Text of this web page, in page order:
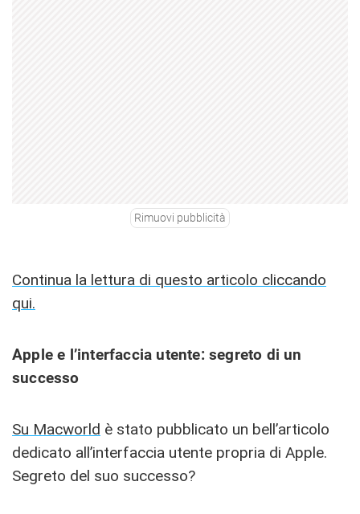
Rimuovi pubblicità
Continua la lettura di questo articolo cliccando
qui.
Apple e l’interfaccia utente: segreto di un
successo
Su Macworld è stato pubblicato un bell’articolo
dedicato all’interfaccia utente propria di Apple.
Segreto del suo successo?